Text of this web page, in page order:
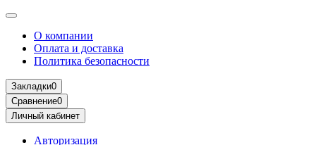
О компании
Оплата и доставка
Политика безопасности
Закладки0
Сравнение0
Личный кабинет
Авторизация